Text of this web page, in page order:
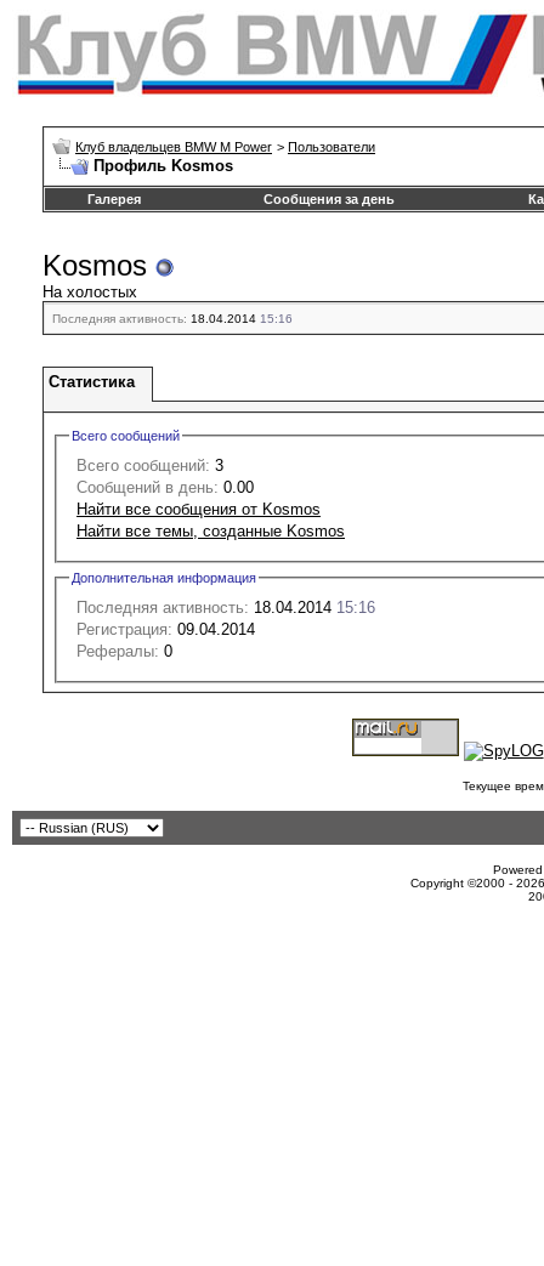
Клуб владельцев BMW M Power > Пользователи
Профиль Kosmos
Галерея Сообщения за день
Kosmos
На холостых
Последняя активность: 18.04.2014 15:16
Статистика
Всего сообщений
Всего сообщений: 3
Сообщений в день: 0.00
Найти все сообщения от Kosmos
Найти все темы, созданные Kosmos
Дополнительная информация
Последняя активность: 18.04.2014 15:16
Регистрация: 09.04.2014
Рефералы: 0
Текущее
Copyright ©2000 -